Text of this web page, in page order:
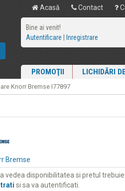
Acasă Contact
Bine ai venit!
Autentificare
Inregistrare
PROMOŢII LICHIDĂRI
Knorr Bremse I77897
Bremse
vedea disponibilitatea si pretul
si sa va autentificati.